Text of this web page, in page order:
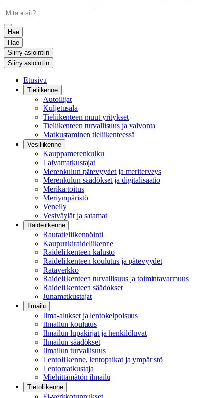
Hae
Hae
Siirry asiointiin
Siirry asiointiin
Etusivu
Tieliikenne
Autoilijat
Kuljetusala
Tieliikenteen muut yritykset
Tieliikenteen turvallisuus ja valvonta
Matkustaminen tieliikenteessä
Vesiliikenne
Kauppamerenkulku
Laivamatkustajat
Merenkulun pätevyydet ja meriterveys
Merenkulun säädökset ja digitalisaatio
Merikartoitus
Meriympäristö
Veneily
Vesiväylät ja satamat
Raideliikenne
Rautatieliikennöinti
Kaupunkiraideliikenne
Raideliikenteen kalusto
Raideliikenteen koulutus ja pätevyydet
Rataverkko
Raideliikenteen turvallisuus ja toimintavarmuus
Raideliikenteen säädökset
Junamatkustajat
Ilmailu
Ilma-alukset ja lentokelpoisuus
Ilmailun koulutus
Ilmailun lupakirjat ja henkilöluvat
Ilmailun säädökset
Ilmailun turvallisuus
Lentoliikenne, lentopaikat ja ympäristö
Lentomatkustaja
Miehittämätön ilmailu
Tietoliikenne
Fi-verkkotunnukset